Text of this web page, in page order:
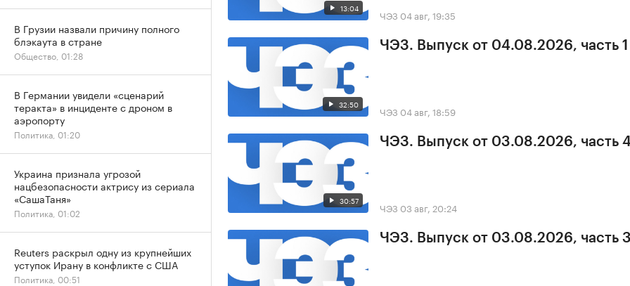
13:04 ЧЭЗ 04 авг, 19:35
32:50
ЧЭЗ. Выпуск от 04.08.2026, часть 1
ЧЭЗ 04 авг, 18:59
30:57
ЧЭЗ. Выпуск от 03.08.2026, часть
ЧЭЗ 03 авг, 20:24
ЧЭЗ. Выпуск от 03.08.2026, часть
В Грузии назвали причину полного
блэкаута в стране
Общество, 01:28
В Германии увидели «сценарий
теракта» в инциденте с дроном в
аэропорту
Политика, 01:20
Украина признала угрозой
нацбезопасности актрису из сериала
«СашаТаня»
Политика, 01:02
Reuters раскрыл одну из крупнейших
уступок Ирану в конфликте с США
Политика, 00:51